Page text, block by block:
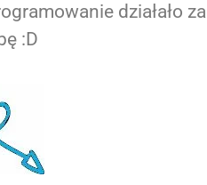
działało za
:D